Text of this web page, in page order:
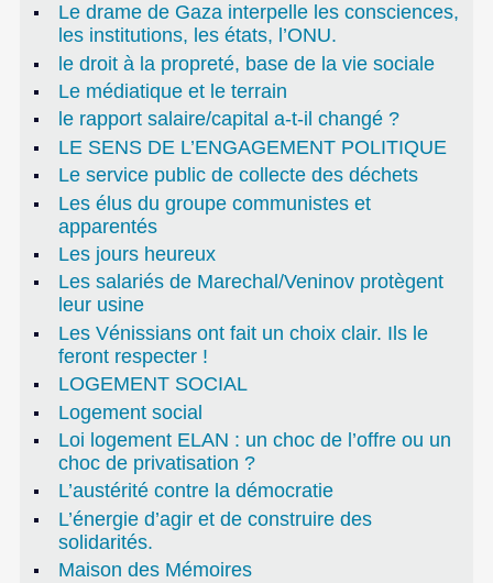
Le drame de Gaza interpelle les consciences,
les institutions, les états, l’ONU.
le droit à la propreté, base de la vie sociale
Le médiatique et le terrain
le rapport salaire/capital a-t-il changé ?
LE SENS DE L’ENGAGEMENT POLITIQUE
Le service public de collecte des déchets
Les élus du groupe communistes et
apparentés
Les jours heureux
Les salariés de Marechal/Veninov protègent
leur usine
Les Vénissians ont fait un choix clair. Ils le
feront respecter !
LOGEMENT SOCIAL
Logement social
Loi logement ELAN : un choc de l’offre ou un
choc de privatisation ?
L’austérité contre la démocratie
L’énergie d’agir et de construire des
solidarités.
Maison des Mémoires